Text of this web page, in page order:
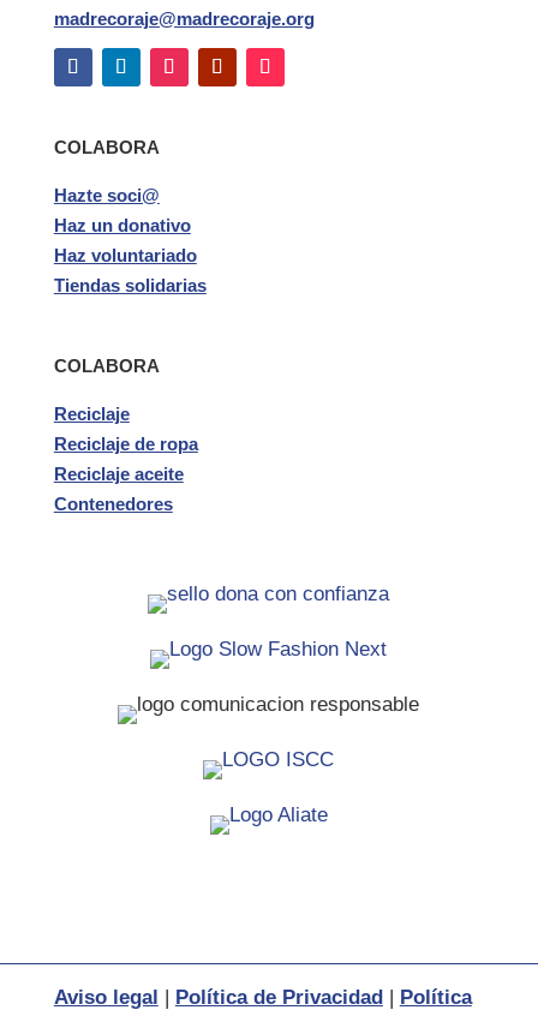
madrecoraje@madrecoraje.org
COLABORA
Hazte soci@
Haz un donativo
Haz voluntariado
Tiendas solidarias
COLABORA
Reciclaje
Reciclaje de ropa
Reciclaje aceite
Contenedores
Aviso legal | Política de Privacidad | Política